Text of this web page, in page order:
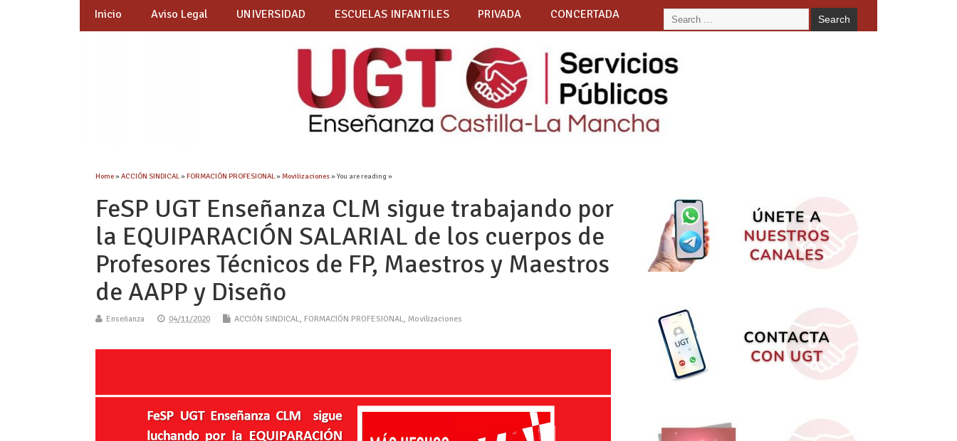
Inicio Aviso Legal UNIVERSIDAD ESCUELAS INFANTILES PRIVADA CONCERTADA
Home»ACCIÓN SINDICAL»FORMACIÓN PROFESIONAL»Movilizaciones» You are reading »
FeSP UGT Enseñanza CLM sigue trabajando por
la EQUIPARACIÓN SALARIAL de los cuerpos de
Profesores Técnicos de FP, Maestros y Maestros
de AAPP y Diseño
Enseñanza 04/11/2020 ACCIÓN SINDICAL, FORMACIÓN PROFESIONAL,Movilizaciones